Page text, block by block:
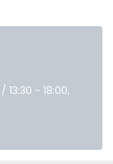
- 18:00,